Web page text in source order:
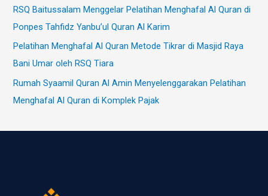
RSQ Baitussalam Menggelar Pelatihan Menghafal Al Quran di
Ponpes Tahfidz Yanbu’ul Quran Al Karim
Pelatihan Menghafal Al Quran Metode Tikrar di Masjid Raya
Bani Umar oleh RSQ Tiara
Rumah Syaamil Quran Al Amin Menyelenggarakan Pelatihan
Menghafal Al Quran di Komplek Pajak